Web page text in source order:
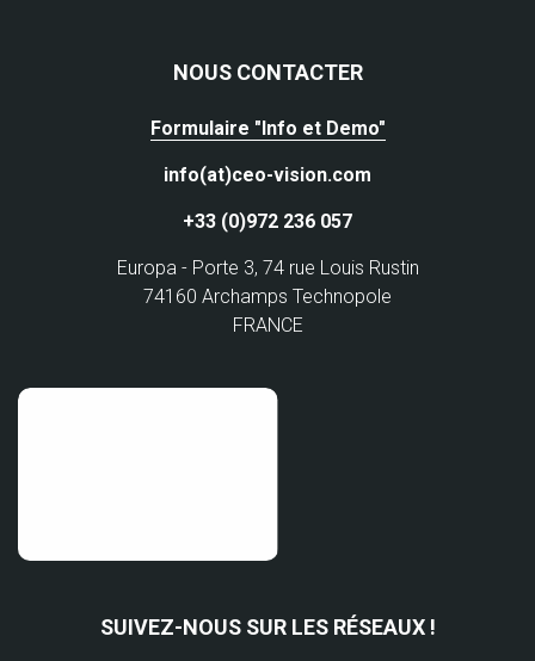
NOUS CONTACTER
Formulaire "Info et Demo"
info(at)ceo-vision.com
+33 (0)972 236 057
Europa - Porte 3, 74 rue Louis Rustin
74160 Archamps Technopole
FRANCE
SUIVEZ-NOUS SUR LES RÉSEAUX !